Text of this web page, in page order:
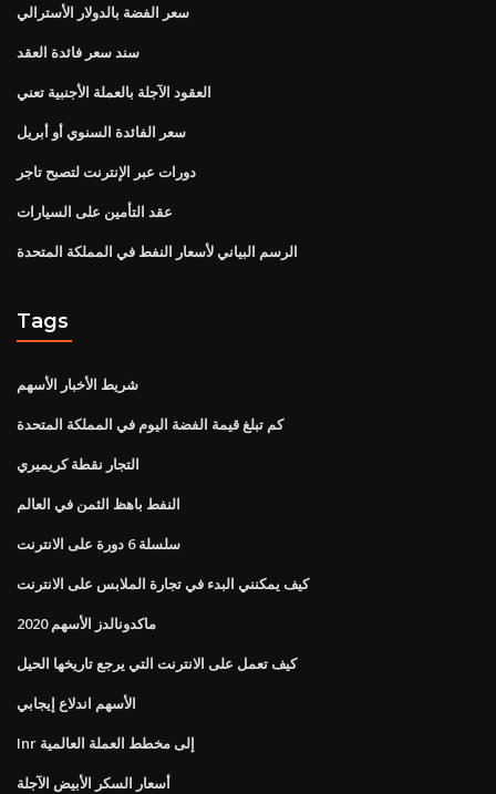
سعر الفضة بالدولار الأسترالي
سند سعر فائدة العقد
العقود الآجلة بالعملة الأجنبية تعني
سعر الفائدة السنوي أو أبريل
دورات عبر الإنترنت لتصبح تاجر
عقد التأمين على السيارات
الرسم البياني لأسعار النفط في المملكة المتحدة
Tags
شريط الأخبار الأسهم
كم تبلغ قيمة الفضة اليوم في المملكة المتحدة
التجار نقطة كريميري
النفط باهظ الثمن في العالم
سلسلة 6 دورة على الانترنت
كيف يمكنني البدء في تجارة الملابس على الانترنت
ماكدونالدز الأسهم 2020
كيف تعمل على الانترنت التي يرجع تاريخها الحيل
الأسهم اندلاع إيجابي
Inr إلى مخطط العملة العالمية
أسعار السكر الأبيض الآجلة